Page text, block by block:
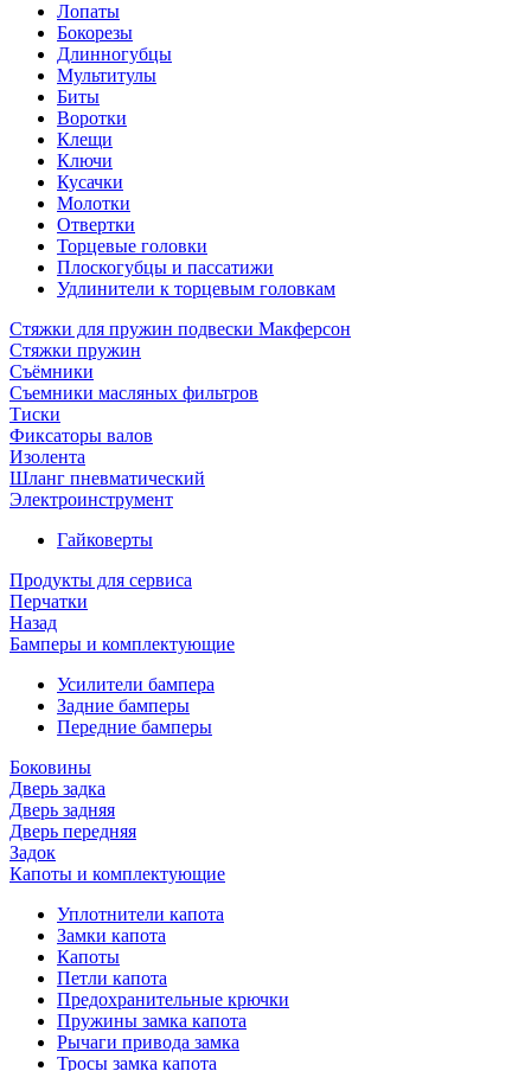
Лопаты
Бокорезы
Длинногубцы
Мультитулы
Биты
Воротки
Клещи
Ключи
Кусачки
Молотки
Отвертки
Торцевые головки
Плоскогубцы и пассатижи
Удлинители к торцевым головкам
Стяжки для пружин подвески Макферсон
Стяжки пружин
Съёмники
Съемники масляных фильтров
Тиски
Фиксаторы валов
Изолента
Шланг пневматический
Электроинструмент
Гайковерты
Продукты для сервиса
Перчатки
Назад
Бамперы и комплектующие
Усилители бампера
Задние бамперы
Передние бамперы
Боковины
Дверь задка
Дверь задняя
Дверь передняя
Задок
Капоты и комплектующие
Уплотнители капота
Замки капота
Капоты
Петли капота
Предохранительные крючки
Пружины замка капота
Рычаги привода замка
Тросы замка капота